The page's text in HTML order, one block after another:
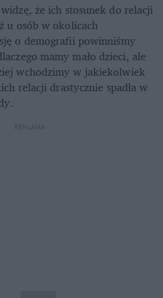
że ich stosunek do relacji
u osób w okolicach
o demografii powinniśmy
mamy mało dzieci, ale
wchodzimy w jakiekolwiek
relacji drastycznie spadła w
REKLAMA